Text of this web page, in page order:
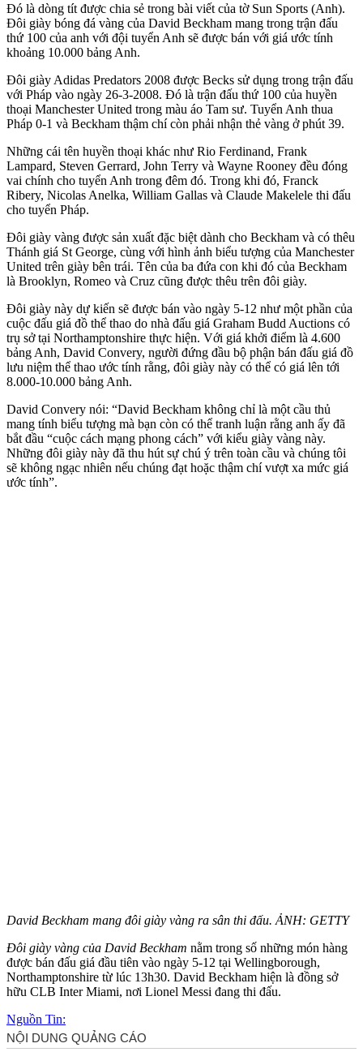
Đó là dòng tít được chia sẻ trong bài viết của tờ Sun Sports (Anh).
Đôi giày bóng đá vàng của David Beckham mang trong trận đấu
thứ 100 của anh với đội tuyển Anh sẽ được bán với giá ước tính
khoảng 10.000 bảng Anh.
Đôi giày Adidas Predators 2008 được Becks sử dụng trong trận đấu
với Pháp vào ngày 26-3-2008. Đó là trận đấu thứ 100 của huyền
thoại Manchester United trong màu áo Tam sư. Tuyển Anh thua
Pháp 0-1 và Beckham thậm chí còn phải nhận thẻ vàng ở phút 39.
Những cái tên huyền thoại khác như Rio Ferdinand, Frank
Lampard, Steven Gerrard, John Terry và Wayne Rooney đều đóng
vai chính cho tuyển Anh trong đêm đó. Trong khi đó, Franck
Ribery, Nicolas Anelka, William Gallas và Claude Makelele thi đấu
cho tuyển Pháp.
Đôi giày vàng được sản xuất đặc biệt dành cho Beckham và có thêu
Thánh giá St George, cùng với hình ảnh biểu tượng của Manchester
United trên giày bên trái. Tên của ba đứa con khi đó của Beckham
là Brooklyn, Romeo và Cruz cũng được thêu trên đôi giày.
Đôi giày này dự kiến sẽ được bán vào ngày 5-12 như một phần của
cuộc đấu giá đồ thể thao do nhà đấu giá Graham Budd Auctions có
trụ sở tại Northamptonshire thực hiện. Với giá khởi điểm là 4.600
bảng Anh, David Convery, người đứng đầu bộ phận bán đấu giá đồ
lưu niệm thể thao ước tính rằng, đôi giày này có thể có giá lên tới
8.000-10.000 bảng Anh.
David Convery nói: “David Beckham không chỉ là một cầu thủ
mang tính biểu tượng mà bạn còn có thể tranh luận rằng anh ấy đã
bắt đầu “cuộc cách mạng phong cách” với kiểu giày vàng này.
Những đôi giày này đã thu hút sự chú ý trên toàn cầu và chúng tôi
sẽ không ngạc nhiên nếu chúng đạt hoặc thậm chí vượt xa mức giá
ước tính”.
David Beckham mang đôi giày vàng ra sân thi đấu. ẢNH: GETTY
Đôi giày vàng của David Beckham nằm trong số những món hàng
được bán đấu giá đầu tiên vào ngày 5-12 tại Wellingborough,
Northamptonshire từ lúc 13h30. David Beckham hiện là đồng sở
hữu CLB Inter Miami, nơi Lionel Messi đang thi đấu.
Nguồn Tin: